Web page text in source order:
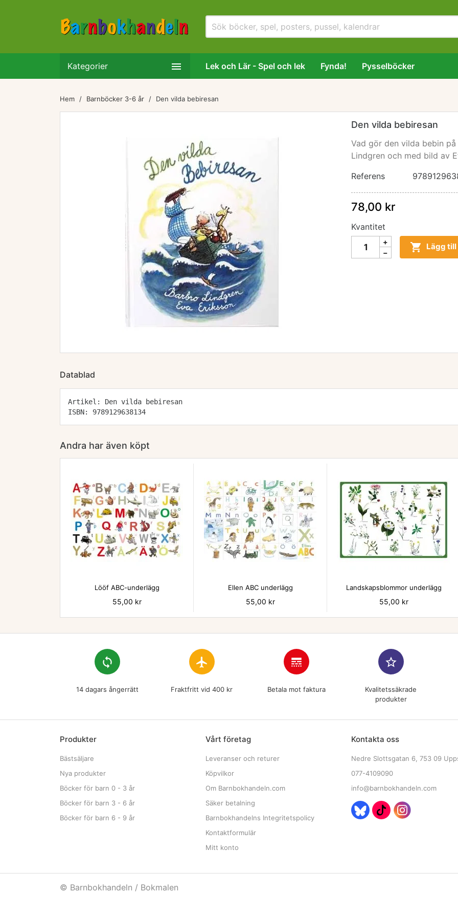
Kategorier  Lek och Lär - Spel och lek Fynda! Pysselböcker
Hem Barnböcker 3-6 år Den vilda bebiresan
Den vilda bebiresan
Vad gör den vilda bebin
Lindgren och med bild av
Referens
78,00 kr
Kvantitet
 Lägg
Datablad
Artikel: Den vilda bebiresan
ISBN: 9789129638134
Andra har även köpt

Lööf ABC-underlägg
Pris
55,00 kr

Ellen ABC underlägg
Pris
55,00 kr
Landskapsblommor underlägg
Pris
55,00 kr
loop
14 dagars ångerrätt
flight
Fraktfritt vid 400 kr
line_style
Betala mot faktura
star_border
Kvalitetssäkrade
produkter
Produkter
Bästsäljare
Nya produkter
Böcker för barn 0 - 3 år
Böcker för barn 3 - 6 år
Böcker för barn 6 - 9 år
Vårt företag
Leveranser och returer
Köpvilkor
Om Barnbokhandeln.com
Säker betalning
Barnbokhandelns Integritetspolicy
Kontaktformulär
Mitt konto
Kontakta oss
Nedre Slottsgatan 6, 753 09
077-4109090
info@barnbokhandeln.com
© Barnbokhandeln / Bokmalen